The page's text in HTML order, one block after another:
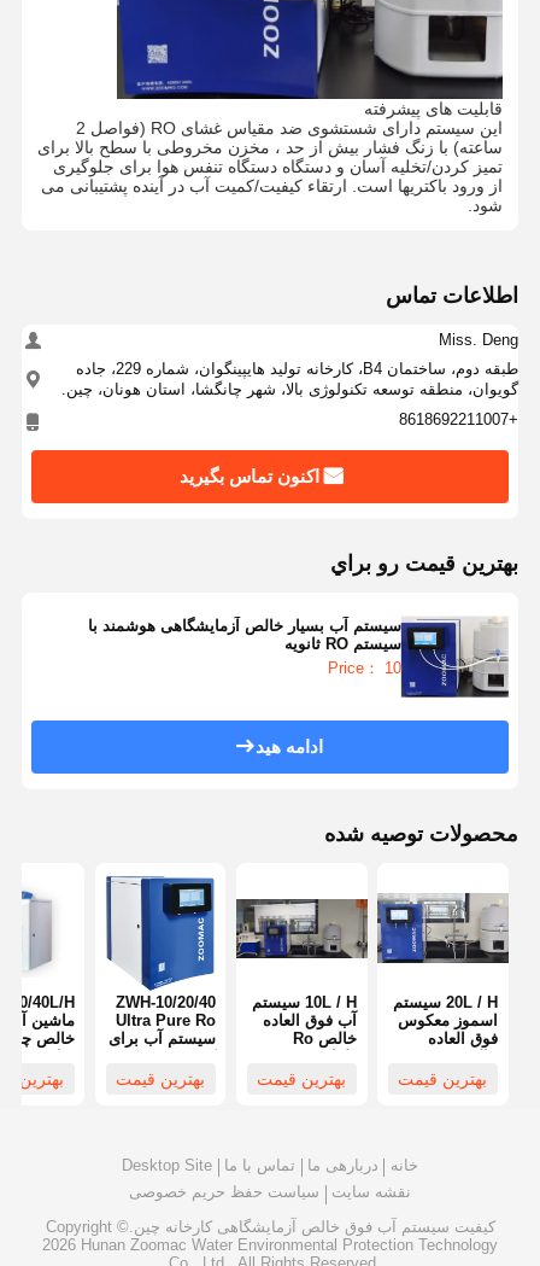
خونه
موارد
سیستم آب فوق خالص آزمایشگاهی
دستگاه آب فوق خالص
تجهیزات آب فوق خالص
سیستم تصفیه آب فوق خالص
مواد مصرفی برای تصفیه آب
لوازم جانبی سیستم تصفیه آب
قابلیت های پیشرفته
این سیستم دارای شستشوی ضد مقیاس غشای RO (فواصل 2
ساعته) با زنگ فشار بیش از حد ، مخزن مخروطی با سطح بالا برای
تمیز کردن/تخلیه آسان و دستگاه دستگاه تنفس هوا برای جلوگیری
از ورود باکتریها است. ارتقاء کیفیت/کمیت آب در آینده پشتیبانی می
شود.
اطلاعات تماس
Miss. Deng
طبقه دوم، ساختمان B4، کارخانه تولید هایپینگوان، شماره 229، جاده
گویوان، منطقه توسعه تکنولوژی بالا، شهر چانگشا، استان هونان، چین.
+8618692211007
اکنون تماس بگیرید
بهترين قيمت رو براي
سیستم آب بسیار خالص آزمایشگاهی هوشمند با
سیستم RO ثانویه
Price： 10
ادامه هید
محصولات توصیه شده
20L / H سیستم
اسموز معکوس
فوق العاده
RO ثانویه
استاندارد ISO
بهترین قیمت
10L / H سیستم
آب فوق العاده
خالص Ro
آزمایشگاه
سیستم آسموز
بهترین قیمت
ZWH-10/20/40
Ultra Pure Ro
سیستم آب برای
2L/Min
بهترین قیمت
20/40L/H
ماشین آب
خالص چند
بهترین
خانه دربارهی ما تماس با ما
Desktop Site
نقشه سایت
سیاست حفظ حریم خصوصی
کیفیت سیستم آب فوق خالص آزمایشگاهی
کارخانه چین.Copyright ©
2026 Hunan Zoomac Water Environmental Protection Technology